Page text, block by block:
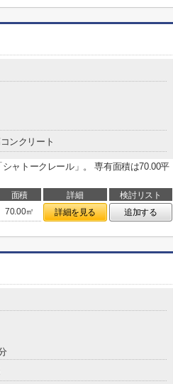
ンクリート
ャトークレール」。 専有面積は70.00平
面積 詳細
検討リスト
70.00㎡ 詳細を見る 追加する